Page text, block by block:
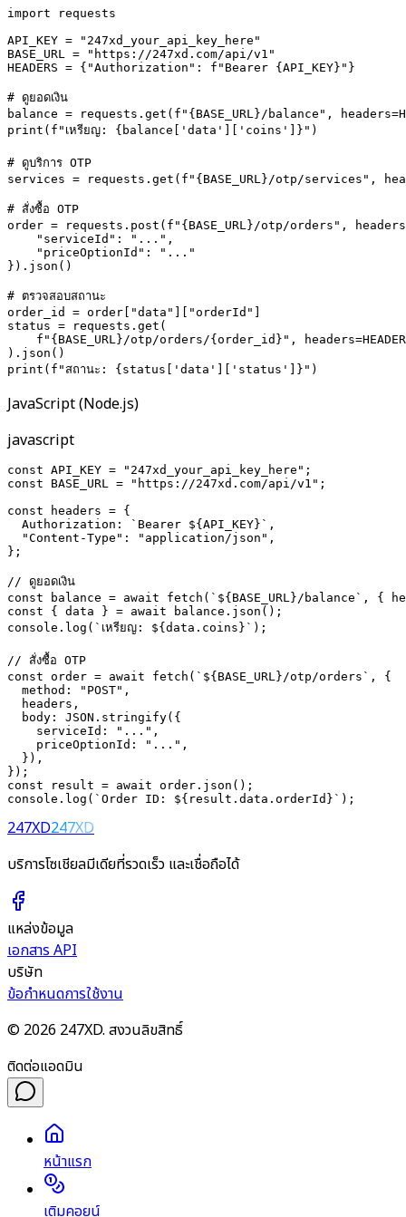
import requests
API_KEY = "247xd_your_api_key_here"
BASE_URL = "https://247xd.com/api/v1"
HEADERS = {"Authorization": f"Bearer {API_KEY}"}
# ดูยอดเงิน
balance = requests.get(f"{BASE_URL}/balance",
print(f"เหรียญ: {balance['data']['coins']}")
# ดูบริการ OTP
services = requests.get(f"{BASE_URL}/otp/services",
# สั่งซื้อ OTP
order = requests.post(f"{BASE_URL}/otp/orders",
    "serviceId": "...",
    "priceOptionId": "..."
}).json()
# ตรวจสอบสถานะ
order_id = order["data"]["orderId"]
status = requests.get(
f"{BASE_URL}/otp/orders/{order_id}",
).json()
print(f"สถานะ: {status['data']['status']}")
JavaScript (Node.js)
javascript
const API_KEY = "247xd_your_api_key_here";
const BASE_URL = "https://247xd.com/api/v1";
const headers = {
  Authorization: `Bearer ${API_KEY}`,
  "Content-Type": "application/json",
};
// ดูยอดเงิน
const balance = await fetch(`${BASE_URL}/balance`, {
const { data } = await balance.json();
console.log(`เหรียญ: ${data.coins}`);
// สั่งซื้อ OTP
const order = await fetch(`${BASE_URL}/otp/orders`, {
  method: "POST",
  headers,
  body: JSON.stringify({
    serviceId: "...",
    priceOptionId: "...",
  }),
});
const result = await order.json();
console.log(`Order ID: ${result.data.orderId}`);
247XD247XD
บริการโซเชียลมีเดียที่รวดเร็ว และเชื่อถือได้
แหล่งข้อมูล
เอกสาร API
บริษัท
ข้อกำหนดการใช้งาน
© 2026 247XD. สงวนลิขสิทธิ์
ติดต่อแอดมิน
หน้าแรก
เติมคอยน์